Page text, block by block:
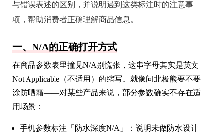
与错误表述的区别，并说明遇到这类标注时的注意事
项，帮助消费者正确理解商品信息。
一、N/A的正确打开方式
在商品参数表里撞见N/A别慌张，这串字母其实是英文
Not Applicable（不适用）的缩写。就像问北极熊要不要
涂防晒霜——对某些产品来说，部分参数确实不存在适
用场景：
手机参数标注「防水深度N/A」：说明未做防水设计